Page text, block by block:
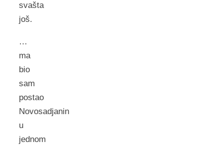
svašta
još.
…
ma
bio
sam
postao
Novosadjanin
u
jednom